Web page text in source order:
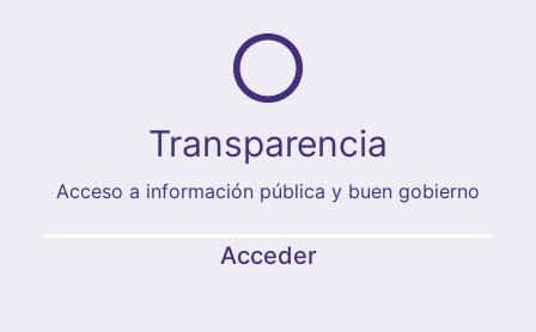
Transparencia
Acceso a información pública y buen gobierno
Acceder